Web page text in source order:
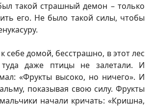
такой страшный демон – только
его. Не было такой силы, чтобы
себе домой, бесстрашно, в этот лес
туда даже птицы не залетали. И
«Фрукты высоко, но ничего». И
показывая свою силу. Фрукты
начали кричать: «Кришна,